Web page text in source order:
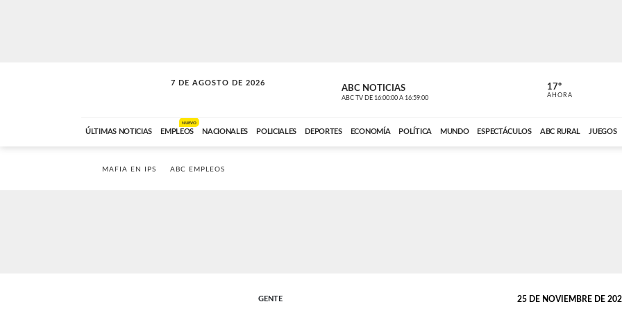
7 DE AGOSTO DE 2026
VITAMINAS ABC NOTICIAS
ABC TV DE 16:00:00 A 16:59:00 ABC CARDINAL
17º
AHORA
ÚLTIMAS NOTICIAS EMPLEOS
NUEVO
NACIONALES POLICIALES DEPORTES ECONOMÍA POLÍTICA MUNDO ESPECTÁCULOS ABC RURAL JUEGOS
MAFIA EN IPS ABC EMPLEOS
GENTE 25 DE NOVIEMBRE DE